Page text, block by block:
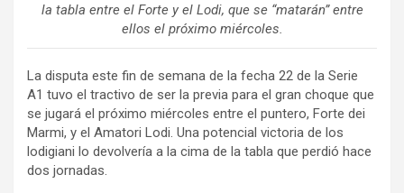
la tabla entre el Forte y el Lodi, que se “matarán” entre
ellos el próximo miércoles.
La disputa este fin de semana de la fecha 22 de la Serie
A1 tuvo el tractivo de ser la previa para el gran choque que
se jugará el próximo miércoles entre el puntero, Forte dei
Marmi, y el Amatori Lodi. Una potencial victoria de los
lodigiani lo devolvería a la cima de la tabla que perdió hace
dos jornadas.